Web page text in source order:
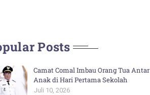
Posts
Camat Comal Imbau Orang Tua Antar
Anak di Hari Pertama Sekolah
Juli 10, 2026